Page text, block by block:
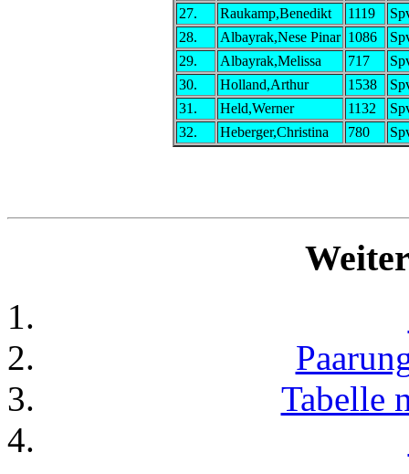
27.
Raukamp,Benedikt 1119
28.
Albayrak,Nese Pinar 1086
29.
Albayrak,Melissa 717
30.
Holland,Arthur 1538
31.
Held,Werner 1132
32.
Heberger,Christina 780
Tabelle